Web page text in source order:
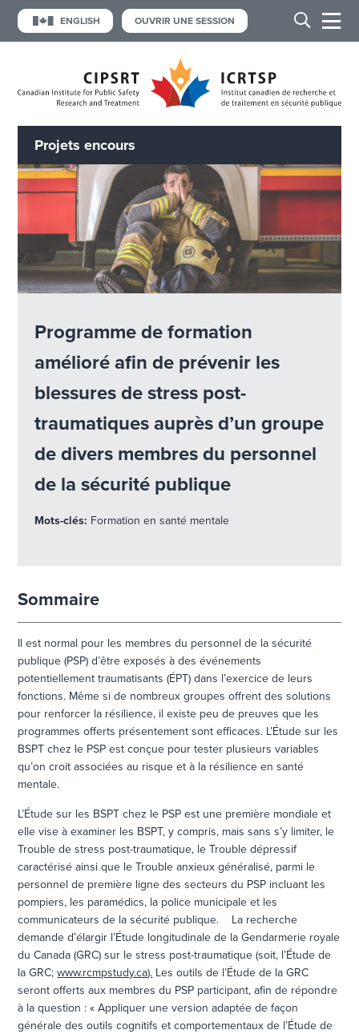
ENGLISH OUVRIR UNE SESSION
Projets encours
Programme de formation
amélioré afin de prévenir les
blessures de stress post-
traumatiques auprès d’un groupe
de divers membres du personnel
de la sécurité publique
Mots-clés: Formation en santé mentale
Sommaire
Il est normal pour les membres du personnel de la sécurité
publique (PSP) d’être exposés à des événements
potentiellement traumatisants (ÉPT) dans l’exercice de leurs
fonctions. Même si de nombreux groupes offrent des solutions
pour renforcer la résilience, il existe peu de preuves que les
programmes offerts présentement sont efficaces. L’Étude sur les
BSPT chez le PSP est conçue pour tester plusieurs variables
qu’on croit associées au risque et à la résilience en santé
mentale.
L’Étude sur les BSPT chez le PSP est une première mondiale et
elle vise à examiner les BSPT, y compris, mais sans s’y limiter, le
Trouble de stress post-traumatique, le Trouble dépressif
caractérisé ainsi que le Trouble anxieux généralisé, parmi le
personnel de première ligne des secteurs du PSP incluant les
pompiers, les paramédics, la police municipale et les
communicateurs de la sécurité publique. La recherche
demande d’élargir l’Étude longitudinale de la Gendarmerie royale
du Canada (GRC) sur le stress post-traumatique (soit, l’Étude de
la GRC;www.rcmpstudy.ca). Les outils de l’Étude de la GRC
seront offerts aux membres du PSP participant, afin de répondre
à la question : « Appliquer une version adaptée de façon
générale des outils cognitifs et comportementaux de l’Étude de